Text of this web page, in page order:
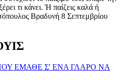
τι κάνει. Ή παίζεις καλά ή
Βραδυνή 8 Σεπτεμβρίου